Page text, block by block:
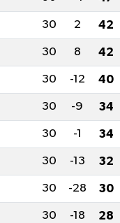
30 2 42
30 8 42
30 -12 40
30 -9 34
30 -1 34
30 -13 32
30 -28 30
30 -18 28